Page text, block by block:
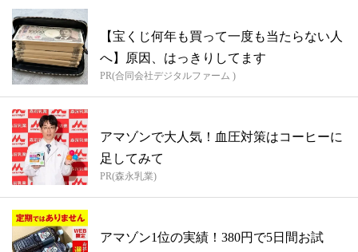
【宝くじ何年も買って一度も当たらない人
へ】原因、はっきりしてます
PR(合同会社デジタルファーム )
アマゾンで大人気！血圧対策はコーヒーに
足してみて
PR(森永乳業)
アマゾン1位の実績！380円で5日間お試